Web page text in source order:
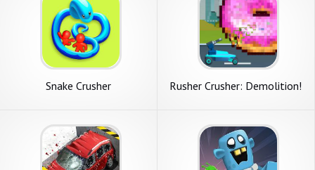
Snake Crusher Rusher Crusher: Demolition!